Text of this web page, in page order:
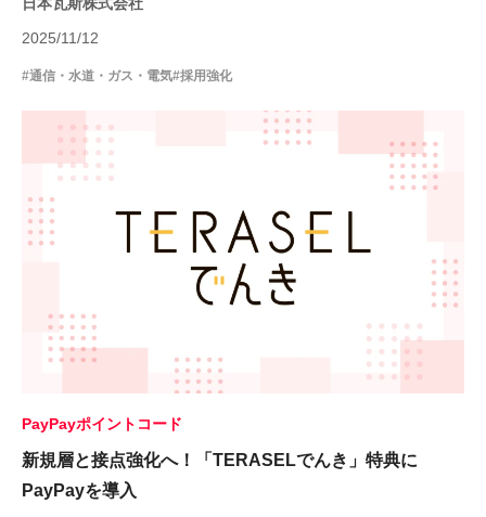
2025/11/12
#通信・水道・ガス・電気#採用強化
PayPayポイントコード
新規層と接点強化へ！「TERASELでんき」特典に
PayPayを導入